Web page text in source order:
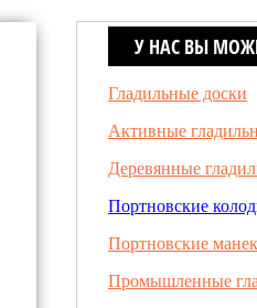
У НАС ВЫ
Гладильные доски
Активные
Деревянные
Портновские
Портновские
Промышленные